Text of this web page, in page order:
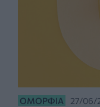
ΟΜΟΡΦΙΆ 27/06/